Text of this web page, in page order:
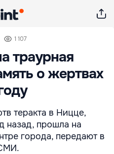
1 107
траурная
о жертвах
теракта в Ницце,
назад, прошла на
города, передают в